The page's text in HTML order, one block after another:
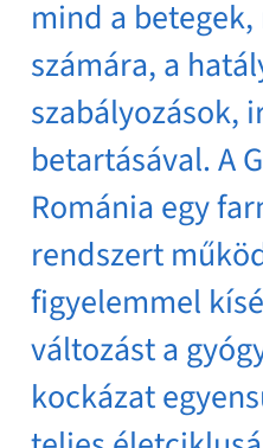
mind a
számára, a
szabályozások,
betartásával. A
Románia egy
rendszert
figyelemmel
változást a
kockázat